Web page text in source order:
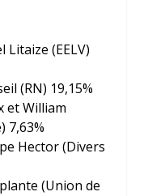
(EELV)
(RN) 19,15%
et William
7,63%
Hector (Divers
(Union de